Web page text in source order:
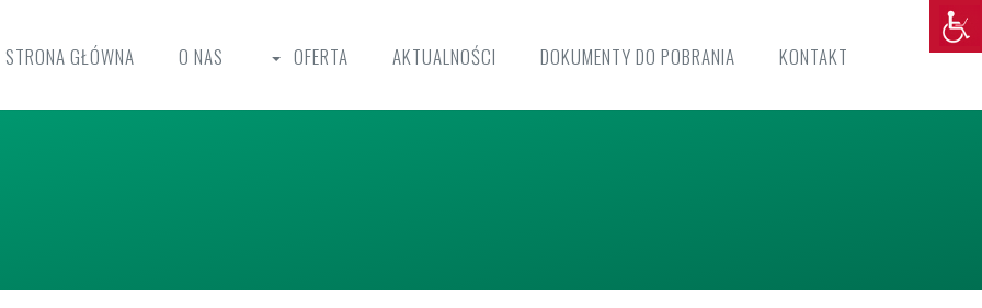
STRONA GŁÓWNA O NAS OFERTA AKTUALNOŚCI DOKUMENTY DO POBRANIA KONTAKT